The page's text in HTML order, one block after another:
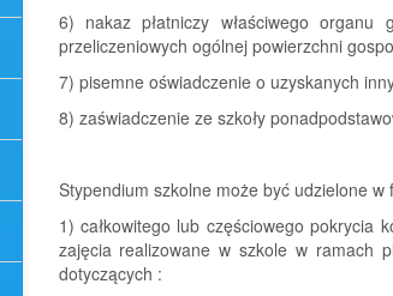
6) nakaz płatniczy właściwego
przeliczeniowych ogólnej powierzchni
7) pisemne oświadczenie o uzyskanych
8) zaświadczenie ze szkoły
Stypendium szkolne może być udzielone w
1) całkowitego lub częściowego pokrycia
zajęcia realizowane w szkole w ramach
dotyczących :